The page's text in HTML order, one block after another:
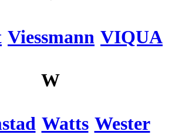
Viessmann VIQUA
W
Watts Wester